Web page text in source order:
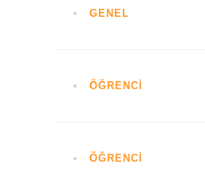
GENEL
ÖĞRENCİ
ÖĞRENCİ